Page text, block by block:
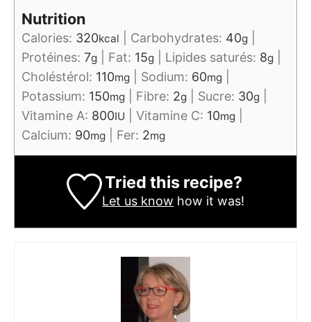
Nutrition
Calories: 320kcal Carbohydrates: 40g
Protéines: 7g Fat: 15g Lipides saturés: 8g
Choléstérol: 110mg Sodium: 60mg
Potassium: 150mg Fibre: 2g Sucre: 30g
Vitamine A: 800IU Vitamine C: 10mg
Calcium: 90mg Fer: 2mg
Tried this recipe?
Let us know how it was!